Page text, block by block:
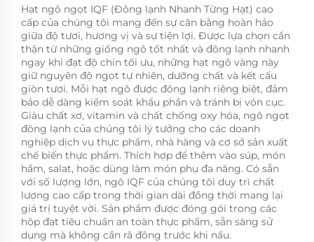
Hạt ngô ngọt IQF (Đông lạnh Nhanh Từng Hạt) cao
cấp của chúng tôi mang đến sự cân bằng hoàn hảo
giữa độ tươi, hương vị và sự tiện lợi. Được lựa chọn cẩn
thận từ những giống ngô tốt nhất và đông lạnh nhanh
ngay khi đạt độ chín tối ưu, những hạt ngô vàng này
giữ nguyên độ ngọt tự nhiên, dưỡng chất và kết cấu
giòn tươi. Mỗi hạt ngô được đông lạnh riêng biệt, đảm
bảo dễ dàng kiểm soát khẩu phần và tránh bị vón cục.
Giàu chất xơ, vitamin và chất chống oxy hóa, ngô ngọt
đông lạnh của chúng tôi lý tưởng cho các doanh
nghiệp dịch vụ thực phẩm, nhà hàng và cơ sở sản xuất
chế biến thực phẩm. Thích hợp để thêm vào súp, món
hầm, salat, hoặc dùng làm món phụ đa năng. Có sẵn
với số lượng lớn, ngô IQF của chúng tôi duy trì chất
lượng cao cấp trong thời gian dài đồng thời mang lại
giá trị tuyệt vời. Sản phẩm được đóng gói trong các
hộp đạt tiêu chuẩn an toàn thực phẩm, sẵn sàng sử
dụng mà không cần rã đông trước khi nấu.